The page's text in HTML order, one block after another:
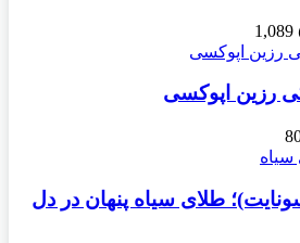
1,089
رزین اپوکسی
طلای سیاه پنهان در دل